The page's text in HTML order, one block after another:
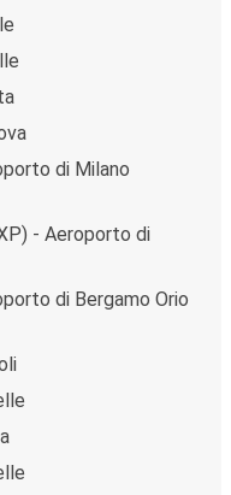
di Milano
- Aeroporto di
di Bergamo Orio